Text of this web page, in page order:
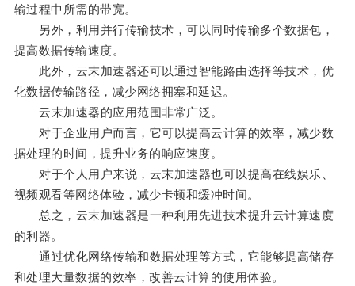
输过程中所需的带宽。
另外，利用并行传输技术，可以同时传输多个数据包，
提高数据传输速度。
此外，云末加速器还可以通过智能路由选择等技术，优
化数据传输路径，减少网络拥塞和延迟。
云末加速器的应用范围非常广泛。
对于企业用户而言，它可以提高云计算的效率，减少数
据处理的时间，提升业务的响应速度。
对于个人用户来说，云末加速器也可以提高在线娱乐、
视频观看等网络体验，减少卡顿和缓冲时间。
总之，云末加速器是一种利用先进技术提升云计算速度
的利器。
通过优化网络传输和数据处理等方式，它能够提高储存
和处理大量数据的效率，改善云计算的使用体验。